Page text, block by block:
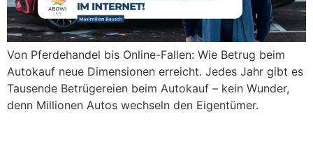
Von Pferdehandel bis Online-Fallen: Wie Betrug beim
Autokauf neue Dimensionen erreicht. Jedes Jahr gibt es
Tausende Betrügereien beim Autokauf – kein Wunder,
denn Millionen Autos wechseln den Eigentümer.